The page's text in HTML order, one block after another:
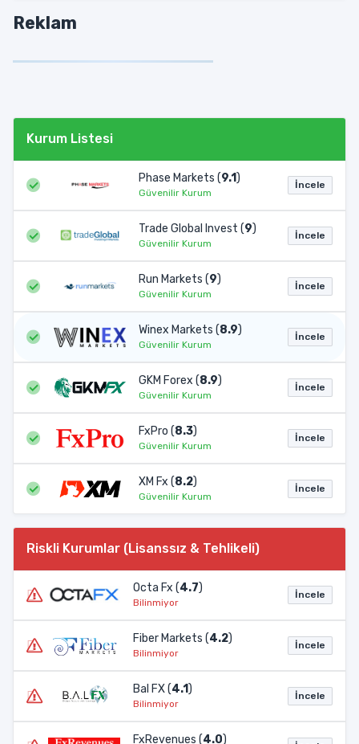
Reklam
Kurum Listesi
Phase Markets (9.1)
Güvenilir Kurum
İncele
Trade Global Invest (9)
Güvenilir Kurum
İncele
Run Markets (9)
Güvenilir Kurum
İncele
Winex Markets (8.9)
Güvenilir Kurum
İncele
GKM Forex (8.9)
Güvenilir Kurum
İncele
FxPro (8.3)
Güvenilir Kurum
İncele
XM Fx (8.2)
Güvenilir Kurum
İncele
Riskli Kurumlar (Lisanssız & Tehlikeli)
Octa Fx (4.7)
Bilinmiyor
İncele
Fiber Markets (4.2)
Bilinmiyor
İncele
Bal FX (4.1)
Bilinmiyor
İncele
FxRevenues (4.0)